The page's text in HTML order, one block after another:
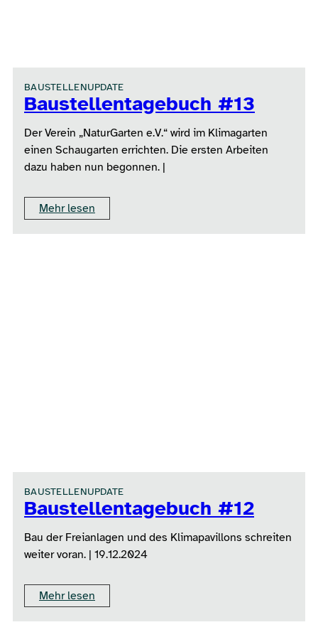
BAUSTELLENUPDATE
Baustellentagebuch #13
Der Verein „NaturGarten e.V.“ wird im Klimagarten
einen Schaugarten errichten. Die ersten Arbeiten
dazu haben nun begonnen. |
Mehr lesen
BAUSTELLENUPDATE
Baustellentagebuch #12
Bau der Freianlagen und des Klimapavillons schreiten
weiter voran. | 19.12.2024
Mehr lesen